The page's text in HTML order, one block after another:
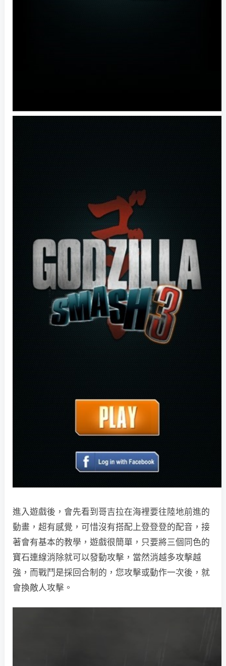
進入遊戲後，會先看到哥吉拉在海裡要往陸地前進的
動畫，超有感覺，可惜沒有搭配上登登登的配音，接
著會有基本的教學，遊戲很簡單，只要將三個同色的
寶石連線消除就可以發動攻擊，當然消越多攻擊越
強，而戰鬥是採回合制的，您攻擊或動作一次後，就
會換敵人攻擊。